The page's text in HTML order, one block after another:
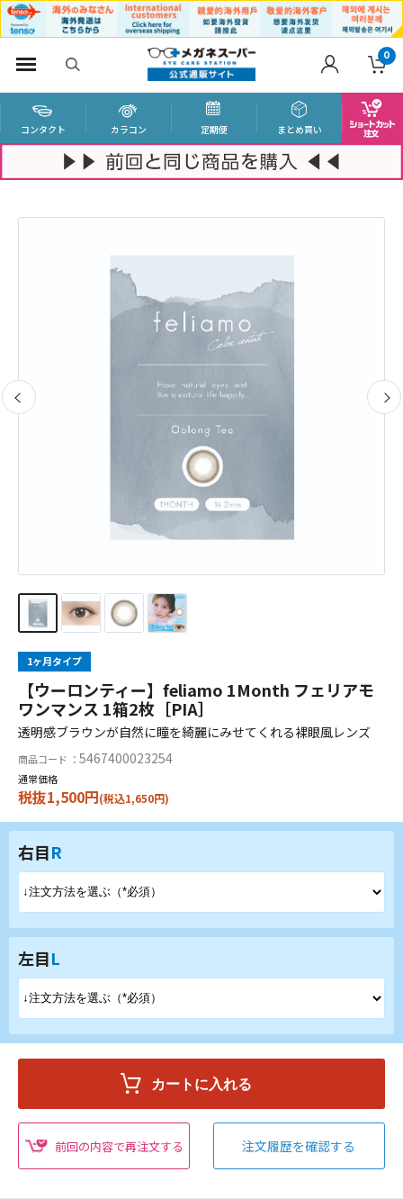
0
コンタクト カラコン 定期便 まとめ買い
1ヶ月タイプ
【ウーロンティー】feliamo 1Month フェリアモ
ワンマンス 1箱2枚［PIA］
透明感ブラウンが自然に瞳を綺麗にみせてくれる裸眼風レンズ
商品コード ： 5467400023254
通常価格
税抜1,500円(税込1,650円)
右目R
左目L
前回の内容で再注文する 注文履歴を確認する